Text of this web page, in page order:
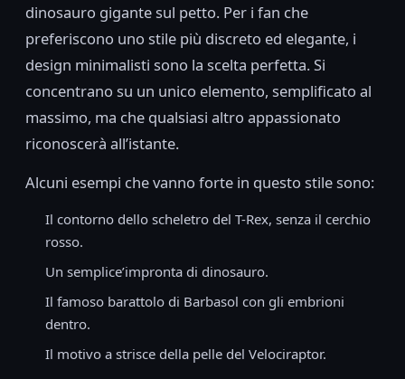
dinosauro gigante sul petto. Per i fan che
preferiscono uno stile più discreto ed elegante, i
design minimalisti sono la scelta perfetta. Si
concentrano su un unico elemento, semplificato al
massimo, ma che qualsiasi altro appassionato
riconoscerà all’istante.
Alcuni esempi che vanno forte in questo stile sono:
Il contorno dello scheletro del T-Rex, senza il cerchio
rosso.
Un semplice’impronta di dinosauro.
Il famoso barattolo di Barbasol con gli embrioni
dentro.
Il motivo a strisce della pelle del Velociraptor.